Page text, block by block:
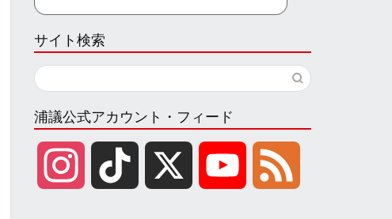
サイト検索
浦議公式アカウント・フィード